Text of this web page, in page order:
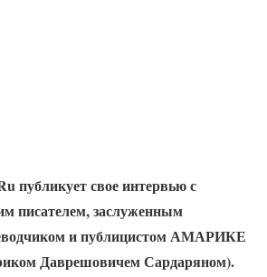
публикует свое интервью с
писателем, заслуженным
и публицистом АМАРИКЕ
Даврешовичем Сардаряном).